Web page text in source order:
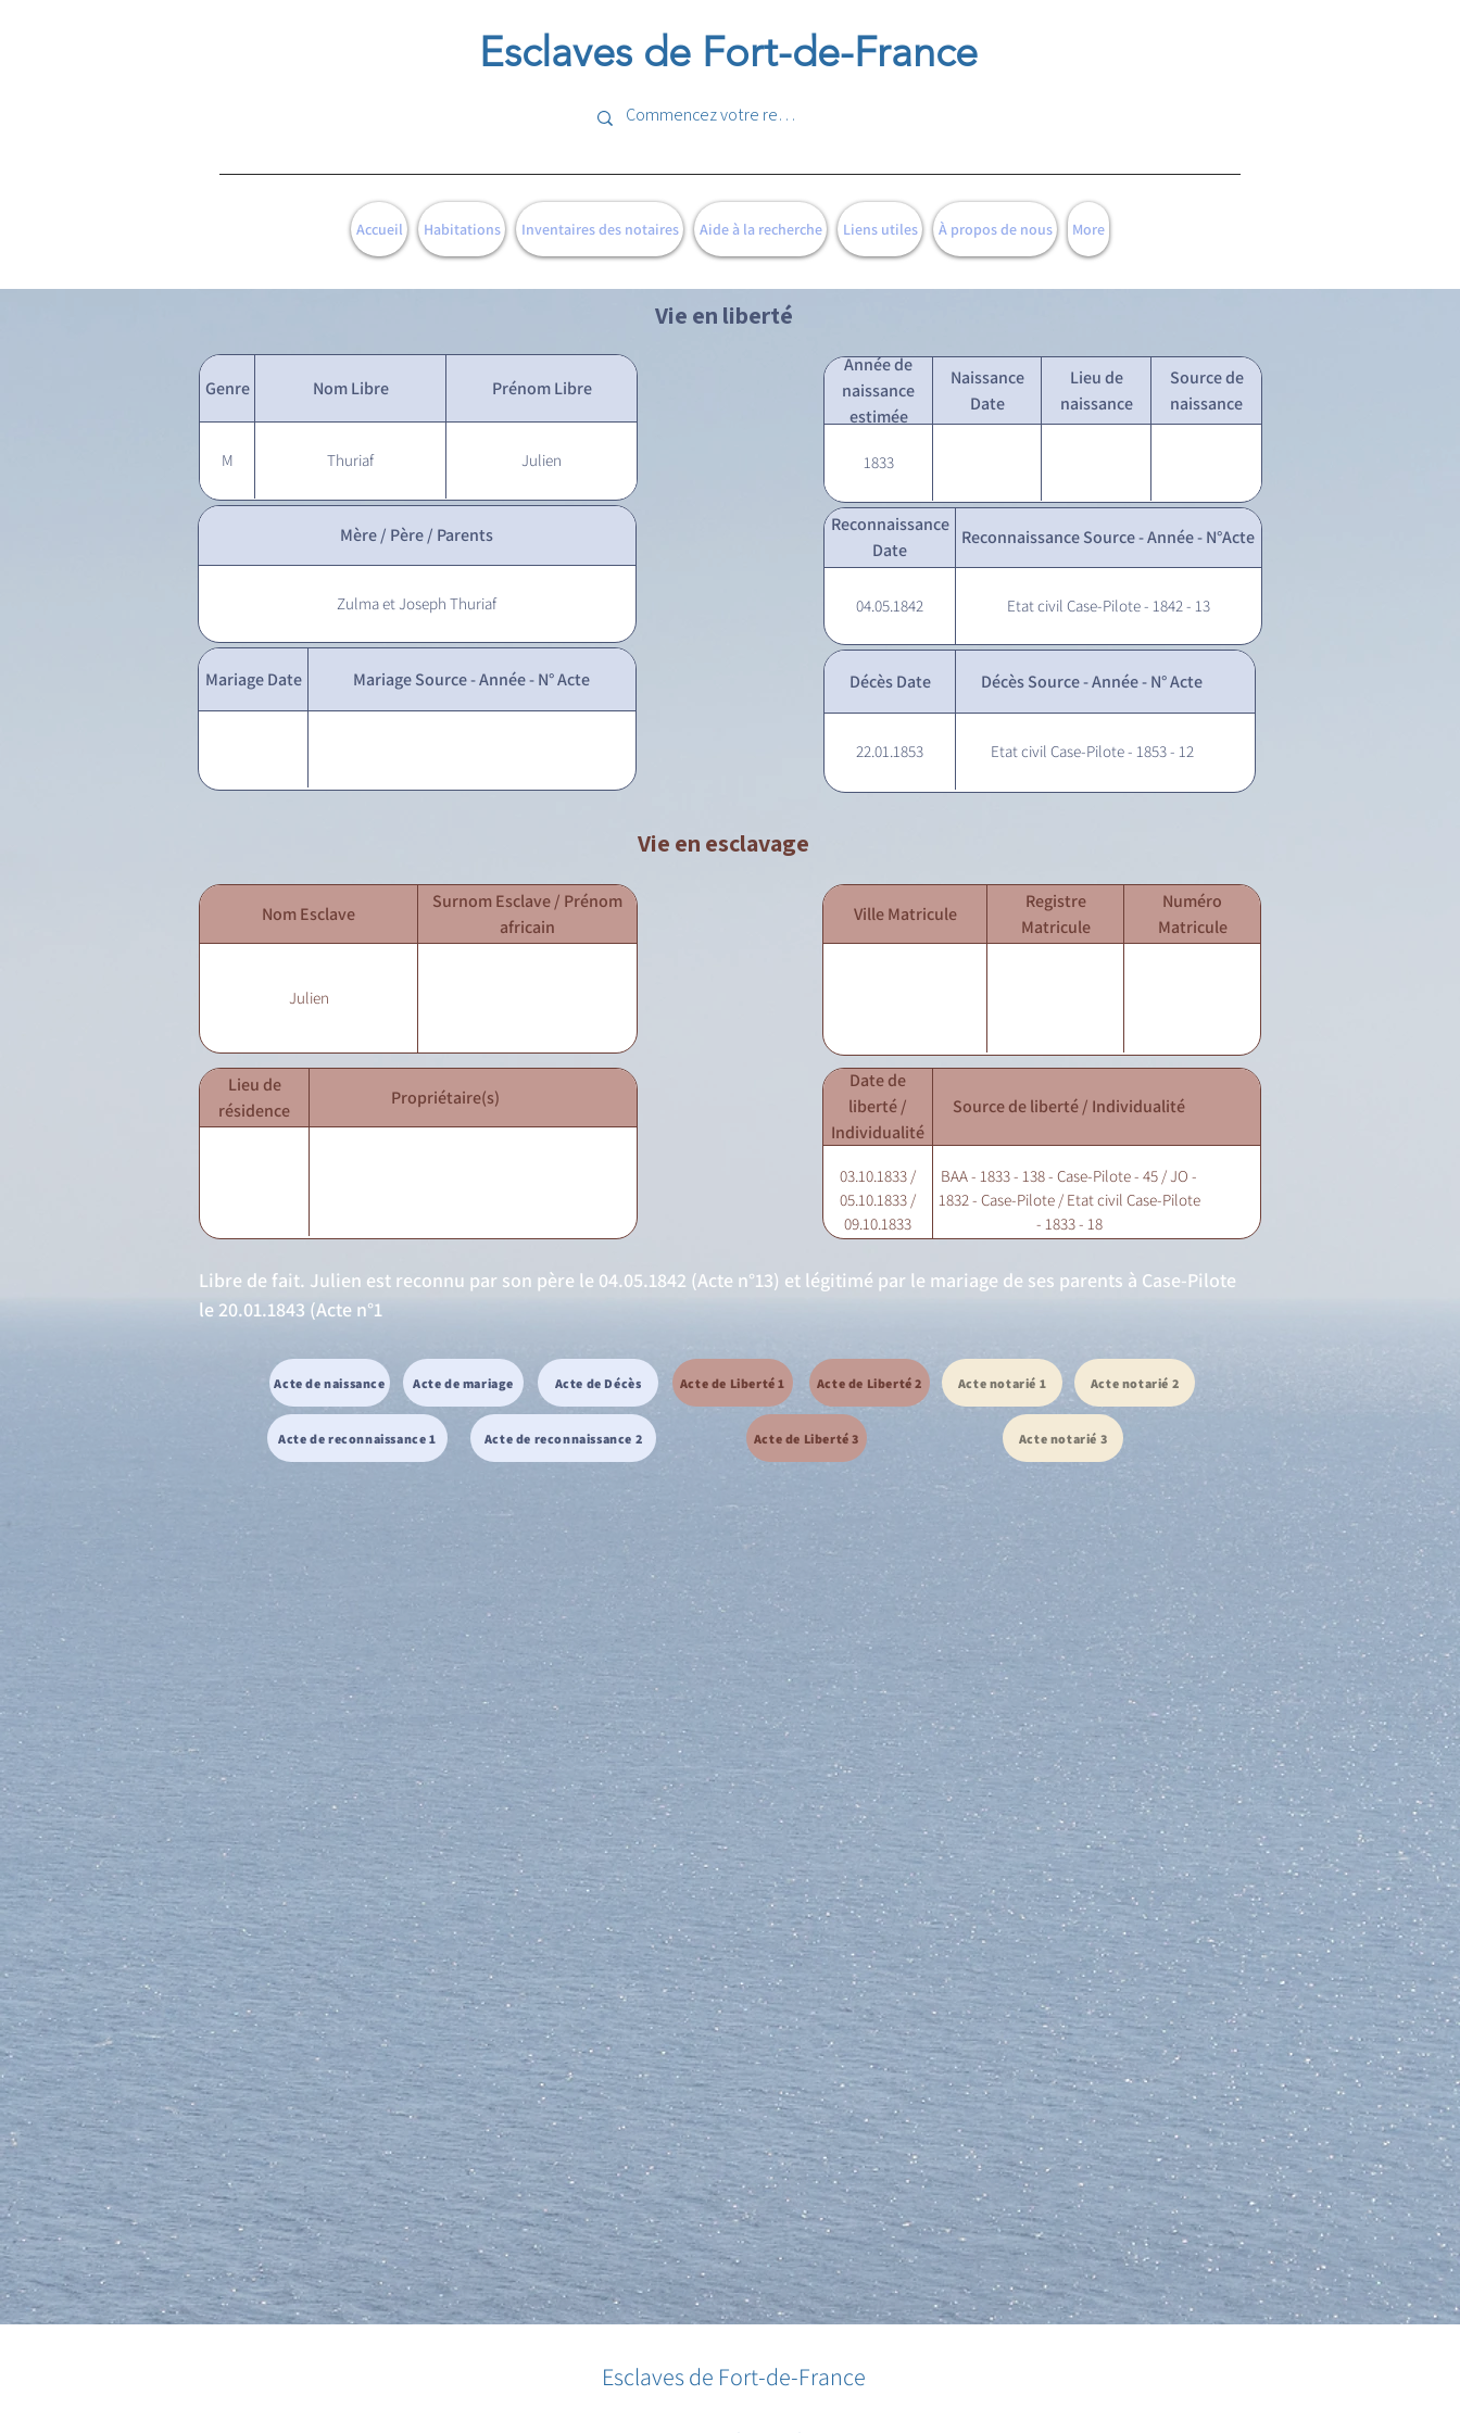
Esclaves de Fort-de-France
Accueil Habitations Inventaires des notaires Aide à la recherche Liens utiles À propos de nous More
Vie en liberté
Genre Nom Libre Prénom Libre
M Thuriaf Julien
Année de
naissance
estimée
Naissance
Date
Lieu de
naissance
Source de
naissance
1833
Mère / Père / Parents
Zulma et Joseph Thuriaf
Mariage Date Mariage Source - Année - N° Acte
Reconnaissance
Date
Reconnaissance Source - Année - N°Acte
04.05.1842 Etat civil Case-Pilote - 1842 - 13
Décès Date Décès Source - Année - N° Acte
22.01.1853 Etat civil Case-Pilote - 1853 - 12
Vie en esclavage
Nom Esclave
Surnom Esclave / Prénom
africain
Julien
Ville Matricule
Registre
Matricule
Numéro
Matricule
Lieu de
résidence
Propriétaire(s)
Date de
liberté /
Individualité
Source de liberté / Individualité
03.10.1833 /
05.10.1833 /
09.10.1833
BAA - 1833 - 138 - Case-Pilote - 45 / JO -
1832 - Case-Pilote / Etat civil Case-Pilote
- 1833 - 18
Libre de fait. Julien est reconnu par son père le 04.05.1842 (Acte n°13) et légitimé par le mariage de ses parents à Case-Pilote
le 20.01.1843 (Acte n°1
Acte de naissance Acte de mariage Acte de Décès
Acte de reconnaissance 1 Acte de reconnaissance 2
Acte de Liberté 1 Acte de Liberté 2
Acte de Liberté 3
Acte notarié 1 Acte notarié 2
Acte notarié 3
Esclaves de Fort-de-France